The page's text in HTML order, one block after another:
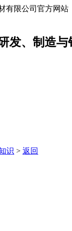
有限公司官方网站
发、制造与
识 > 返回